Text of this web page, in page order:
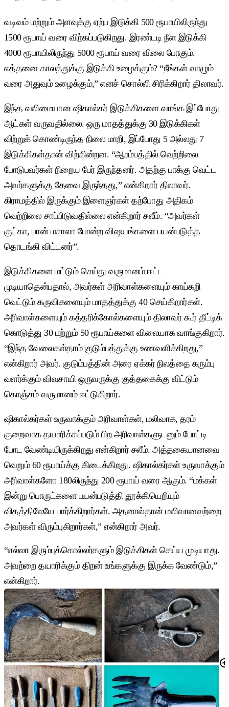
வடிவம் மற்றும் அளவுக்கு ஏற்ப இடுக்கி 500 ரூபாயிலிருந்து
1500 ரூபாய் வரை விற்கப்படுகிறது. இரண்டடி நீள இடுக்கி
4000 ரூபாயிலிருந்து 5000 ரூபாய் வரை விலை போகும்.
எத்தனை காலத்துக்கு இடுக்கி உழைக்கும்? “நீங்கள் வாழும்
வரை அதுவும் உழைக்கும்,” எனச் சொல்லி சிரிக்கிறார் திலாவர்.
இந்த வலிமையான ஷிகால்கர் இடுக்கிகளை வாங்க இப்போது
ஆட்கள் வருவதில்லை. ஒரு மாதத்துக்கு 30 இடுக்கிகள்
விற்றுக் கொண்டிருந்த நிலை மாறி, இப்போது 5 அல்லது 7
இடுக்கிகள்தான் விற்கின்றன. “ஆரம்பத்தில் வெற்றிலை
போடுபவர்கள் நிறைய பேர் இருந்தனர். அதற்கு பாக்கு வெட்ட
அவர்களுக்கு தேவை இருந்தது,” என்கிறார் திலாவர்.
கிராமத்தில் இருக்கும் இளைஞர்கள் தற்போது அதிகம்
வெற்றிலை சாப்பிடுவதில்லை என்கிறார் சலீம். “அவர்கள்
குட்கா, பான் மசாலா போன்ற விஷயங்களை பயன்படுத்த
தொடங்கி விட்டனர்”.
இடுக்கிகளை மட்டும் செய்து வருமானம் ஈட்ட
முடியாதென்பதால், அவர்கள் அரிவாள்களையும் காய்கறி
வெட்டும் கருவிகளையும் மாதத்துக்கு 40 செய்கிறார்கள்.
அரிவாள்களையும் கத்தரிக்கோல்களையும் திலாவர் கூர் தீட்டிக்
கொடுத்து 30 மற்றும் 50 ரூபாய்களை விலையாக வாங்குகிறார்.
“இந்த வேலைகள்தாம் குடும்பத்துக்கு உணவளிக்கிறது,”
என்கிறார் அவர். குடும்பத்தின் அரை ஏக்கர் நிலத்தை கரும்பு
வளர்க்கும் விவசாயி ஒருவருக்கு குத்தகைக்கு விட்டும்
கொஞ்சம் வருமானம் ஈட்டுகிறார்.
ஷிகால்கர்கள் உருவாக்கும் அரிவாள்கள், மலிவாக, தரம்
குறைவாக தயாரிக்கப்படும் பிற அரிவாள்களுடனும் போட்டி
போட வேண்டியிருக்கிறது என்கிறார் சலீம். அத்தகையானவை
வெறும் 60 ரூபாய்க்கு கிடைக்கிறது. ஷிகால்கர்கள் உருவாக்கும்
அரிவாள்களோ 180லிருந்து 200 ரூபாய் வரை ஆகும். “மக்கள்
இன்று பொருட்களை பயன்படுத்தி தூக்கியெறியும்
விதத்திலேயே பார்க்கிறார்கள். அதனால்தான் மலிவானவற்றை
அவர்கள் விரும்புகிறார்கள்,” என்கிறார் அவர்.
“எல்லா இரும்புக்கொல்லர்களும் இடுக்கிகள் செய்ய முடியாது.
அவற்றை தயாரிக்கும் திறன் உங்களுக்கு இருக்க வேண்டும்,”
என்கிறார்.